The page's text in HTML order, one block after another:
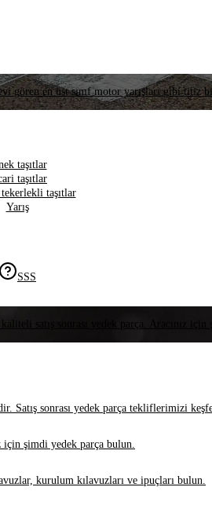
gören en üst sınıf motor yarışları gibi titiz
taşıtlar
taşıtlar
taşıtlar
Yarış
SSS
satış sonrası yedek parça. Aracınız
Satış sonrası yedek parça tekliflerimizi
için şimdi yedek parça bulun.
kurulum kılavuzları ve ipuçları bulun.